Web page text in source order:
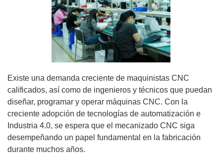
Existe una demanda creciente de maquinistas CNC
calificados, así como de ingenieros y técnicos que puedan
diseñar, programar y operar máquinas CNC. Con la
creciente adopción de tecnologías de automatización e
Industria 4.0, se espera que el mecanizado CNC siga
desempeñando un papel fundamental en la fabricación
durante muchos años.